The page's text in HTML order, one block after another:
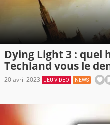
Dying Light 3 : quel
Techland vous le
20 avril 2023 JEU VIDÉO NEWS